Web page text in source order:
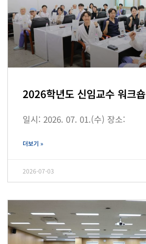
2026학년도 신임교수 워크숍
일시: 2026. 07. 01.(수) 장소:
더보기 »
2026-07-03